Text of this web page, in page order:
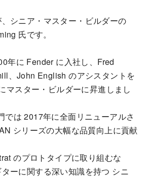
シニア・マスター・ビルダーの
氏です。
年に Fender に入社し、Fred
、John English のアシスタントを
マスター・ビルダーに昇進しまし
では 2017年に全面リニューアルさ
シリーズの大幅な品質向上に貢献
のプロトタイプに取り組むな
ーに関する深い知識を持つ シニ